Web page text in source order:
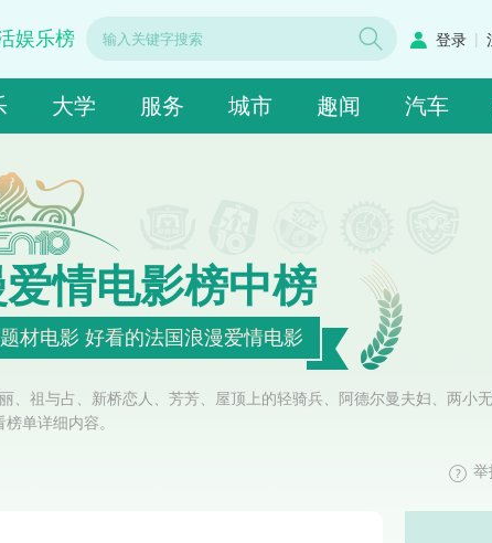
登录 |
娱乐榜
大学 服务 城市 趣闻 汽车
情电影榜中榜
材电影 好看的法国浪漫爱情电影
祖与占、新桥恋人、芳芳、屋顶上的轻骑兵、阿德尔曼夫妇、两小无
单详细内容。
举